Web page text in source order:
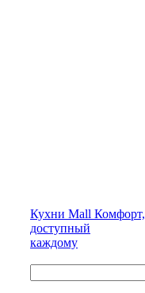
Кухни Mall Комфорт,
доступный
каждому